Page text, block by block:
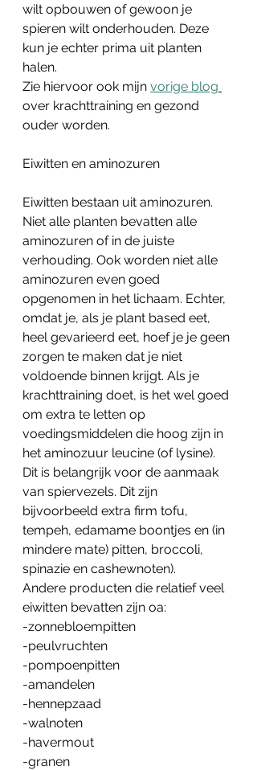
wilt opbouwen of gewoon je
spieren wilt onderhouden. Deze
kun je echter prima uit planten
halen.
Zie hiervoor ook mijn vorige blog
over krachttraining en gezond
ouder worden.
Eiwitten en aminozuren
Eiwitten bestaan uit aminozuren.
Niet alle planten bevatten alle
aminozuren of in de juiste
verhouding. Ook worden niet alle
aminozuren even goed
opgenomen in het lichaam. Echter,
omdat je, als je plant based eet,
heel gevarieerd eet, hoef je je geen
zorgen te maken dat je niet
voldoende binnen krijgt. Als je
krachttraining doet, is het wel goed
om extra te letten op
voedingsmiddelen die hoog zijn in
het aminozuur leucine (of lysine).
Dit is belangrijk voor de aanmaak
van spiervezels. Dit zijn
bijvoorbeeld extra firm tofu,
tempeh, edamame boontjes en (in
mindere mate) pitten, broccoli,
spinazie en cashewnoten).
Andere producten die relatief veel
eiwitten bevatten zijn oa:
-zonnebloempitten
-peulvruchten
-pompoenpitten
-amandelen
-hennepzaad
-walnoten
-havermout
-granen